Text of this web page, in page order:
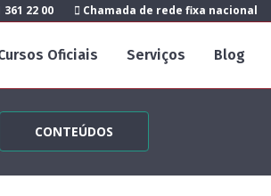
361 22 00 Chamada de rede fixa nacional
Oficiais Serviços Blog
CONTEÚDOS